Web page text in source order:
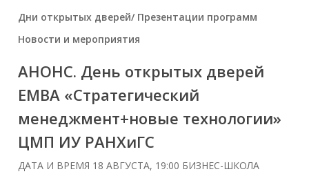
Дни открытых дверей/ Презентации программ
Новости и мероприятия
АНОНС. День открытых дверей
ЕМВА «Стратегический
менеджмент+новые технологии»
ЦМП ИУ РАНХиГС
ДАТА И ВРЕМЯ 18 АВГУСТА, 19:00 БИЗНЕС-ШКОЛА